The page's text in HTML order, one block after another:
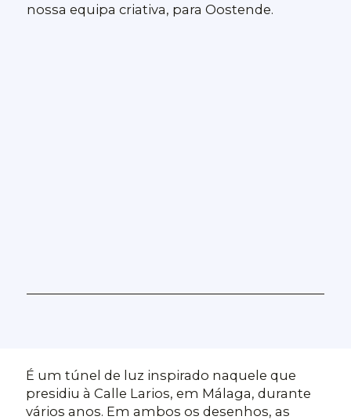
nossa equipa criativa, para Oostende.
É um túnel de luz inspirado naquele que
presidiu à Calle Larios, em Málaga, durante
vários anos. Em ambos os desenhos, as